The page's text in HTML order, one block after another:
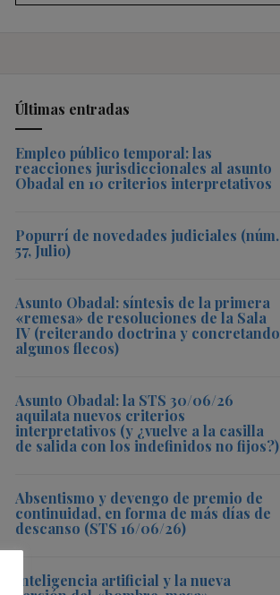
Últimas entradas
Empleo público temporal: las
reacciones jurisdiccionales al asunto
Obadal en 10 criterios interpretativos
Popurrí de novedades judiciales (núm.
57, Julio)
Asunto Obadal: síntesis de la primera
«remesa» de resoluciones de la Sala
IV (reiterando doctrina y concretando
algunos flecos)
Asunto Obadal: la STS 30/06/26
aquilata nuevos criterios
interpretativos (y ¿vuelve a la casilla
de salida con los indefinidos no fijos?)
Absentismo y devengo de premio de
continuidad, en forma de más días de
descanso (STS 16/06/26)
Inteligencia artificial y la nueva